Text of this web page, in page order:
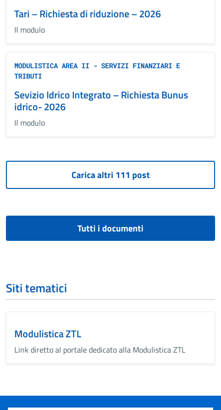
Tari – Richiesta di riduzione – 2026
Il modulo
MODULISTICA AREA II - SERVIZI FINANZIARI E
TRIBUTI
Sevizio Idrico Integrato – Richiesta Bunus
idrico- 2026
Il modulo
Tutti i documenti
Siti tematici
Modulistica ZTL
Link diretto al portale dedicato alla Modulistica ZTL